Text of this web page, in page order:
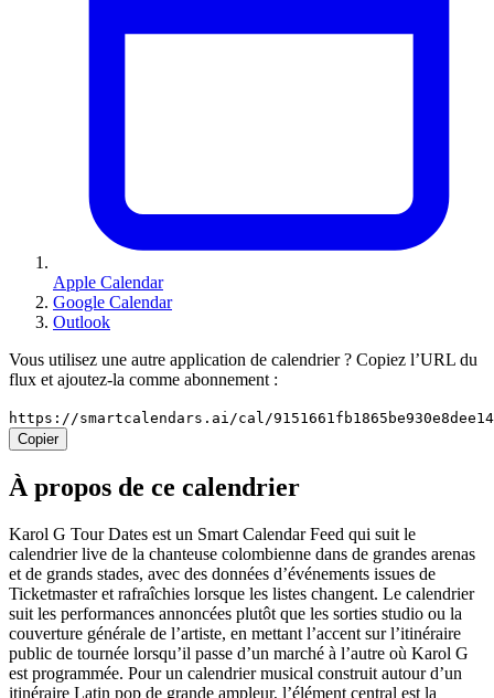
Apple Calendar
Google Calendar
Outlook
Vous utilisez une autre application de calendrier ? Copiez l’URL du
flux et ajoutez-la comme abonnement :
https://smartcalendars.ai/cal/
Copier
À propos de ce calendrier
Karol G Tour Dates est un Smart Calendar Feed qui suit le
calendrier live de la chanteuse colombienne dans de grandes arenas
et de grands stades, avec des données d’événements issues de
Ticketmaster et rafraîchies lorsque les listes changent. Le calendrier
suit les performances annoncées plutôt que les sorties studio ou la
couverture générale de l’artiste, en mettant l’accent sur l’itinéraire
public de tournée lorsqu’il passe d’un marché à l’autre où Karol G
est programmée. Pour un calendrier musical construit autour d’un
itinéraire Latin pop de grande ampleur, l’élément central est la